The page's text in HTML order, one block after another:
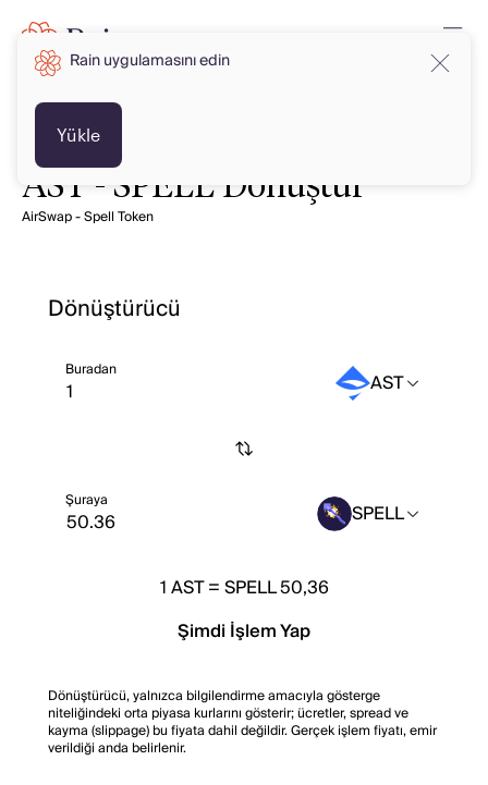
AST - SPELL Dönüştür
AirSwap - Spell Token
Dönüştürücü
Buradan AST
Şuraya SPELL
1AST=SPELL 50,36
Şimdi İşlem Yap
Dönüştürücü, yalnızca bilgilendirme amacıyla gösterge
niteliğindeki orta piyasa kurlarını gösterir; ücretler, spread ve
kayma (slippage) bu fiyata dahil değildir. Gerçek işlem fiyatı, emir
verildiği anda belirlenir.
Rain uygulamasını edin
Yükle